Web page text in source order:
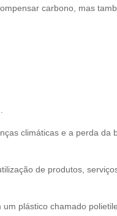
carbono, mas
climáticas e a perda da
de produtos,
plástico chamado